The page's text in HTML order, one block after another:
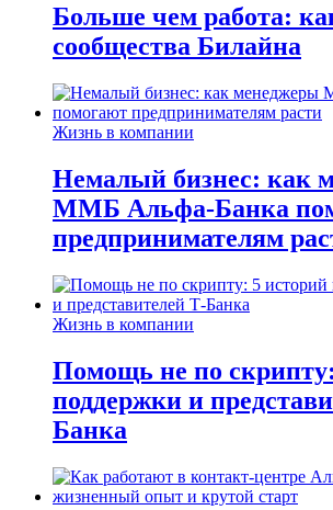
Больше чем работа:
сообщества Билайна
Жизнь в компании
Немалый бизнес: как
ММБ Альфа-Банка
предпринимателям
Жизнь в компании
Помощь не по
поддержки и
Банка